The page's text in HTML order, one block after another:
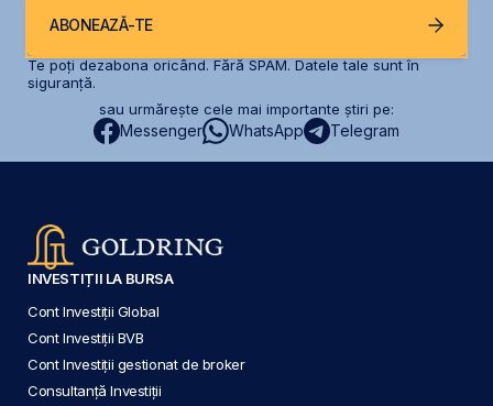
ABONEAZĂ-TE
Te poți dezabona oricând. Fără SPAM. Datele tale sunt în
siguranță.
sau urmărește cele mai importante știri pe:
Messenger WhatsApp Telegram
INVESTIȚII LA BURSA
Cont Investiții Global
Cont Investiții BVB
Cont Investiții gestionat de broker
Consultanță Investiții